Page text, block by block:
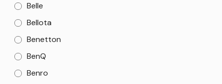
Belle
Bellota
Benetton
BenQ
Benro